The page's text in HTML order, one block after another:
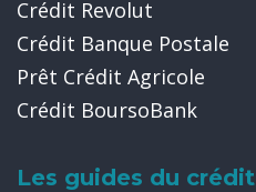
Crédit Revolut
Crédit Banque Postale
Prêt Crédit Agricole
Crédit BoursoBank
Les guides du crédit